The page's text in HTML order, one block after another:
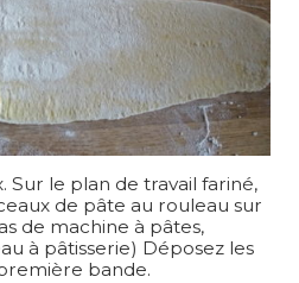
Sur le plan de travail fariné,
de pâte au rouleau sur
de machine à pâtes,
à pâtisserie) Déposez les
bande.